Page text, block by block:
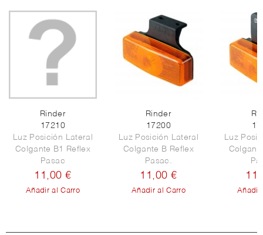
Rinder
17210
Luz Posición Lateral
Colgante B1 Reflex
Pasac
11,00 €
Añadir al Carro
Rinder
17200
Luz Posición Lateral
Colgante B Reflex
Pasac.
11,00 €
Añadir al Carro
Luz
Añadir